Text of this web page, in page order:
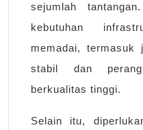
sejumlah
kebutuhan
memadai, termasuk
stabil dan
berkualitas tinggi.
Selain itu,